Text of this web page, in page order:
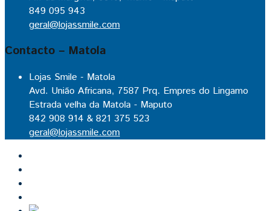
849 095 943
geral@lojassmile.com
Contacto – Matola
Lojas Smile - Matola
Avd. União Africana, 7587 Prq. Empres do Lingamo
Estrada velha da Matola - Maputo
842 908 914 & 821 375 523
geral@lojassmile.com